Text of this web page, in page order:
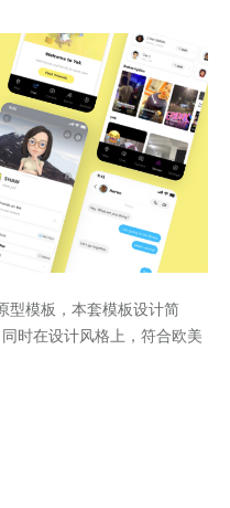
型模板，本套模板设计简
时在设计风格上，符合欧美